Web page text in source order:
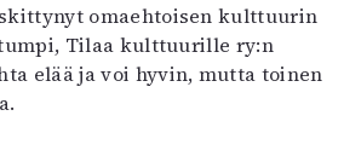
omaehtoisen kulttuurin
Tilaa kulttuurille ry:n
elää ja voi hyvin, mutta toinen